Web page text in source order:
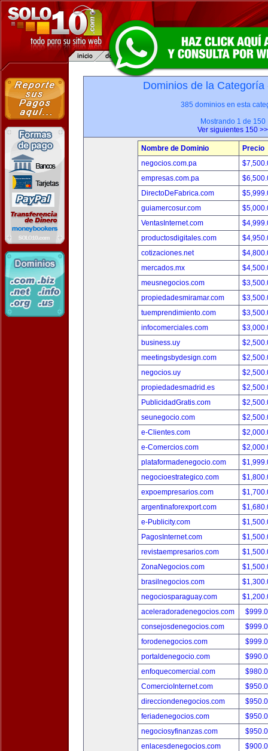
Dominios de la
385 dominios en esta
Mostrando 1 de 150
Ver siguientes 150 >>
Nombre de Dominio
Precio
negocios.com.pa
empresas.com.pa
DirectoDeFabrica.com
guiamercosur.com
VentasInternet.com
productosdigitales.com
cotizaciones.net
mercados.mx
meusnegocios.com
propiedadesmiramar.com
tuemprendimiento.com
infocomerciales.com
business.uy
meetingsbydesign.com
negocios.uy
propiedadesmadrid.es
PublicidadGratis.com
seunegocio.com
e-Clientes.com
e-Comercios.com
plataformadenegocio.com
negocioestrategico.com
expoempresarios.com
argentinaforexport.com
e-Publicity.com
PagosInternet.com
revistaempresarios.com
ZonaNegocios.com
brasilnegocios.com
negociosparaguay.com
aceleradoradenegocios.com
consejosdenegocios.com
forodenegocios.com
portaldenegocio.com
enfoquecomercial.com
ComercioInternet.com
direcciondenegocios.com
feriadenegocios.com
negociosyfinanzas.com
enlacesdenegocios.com